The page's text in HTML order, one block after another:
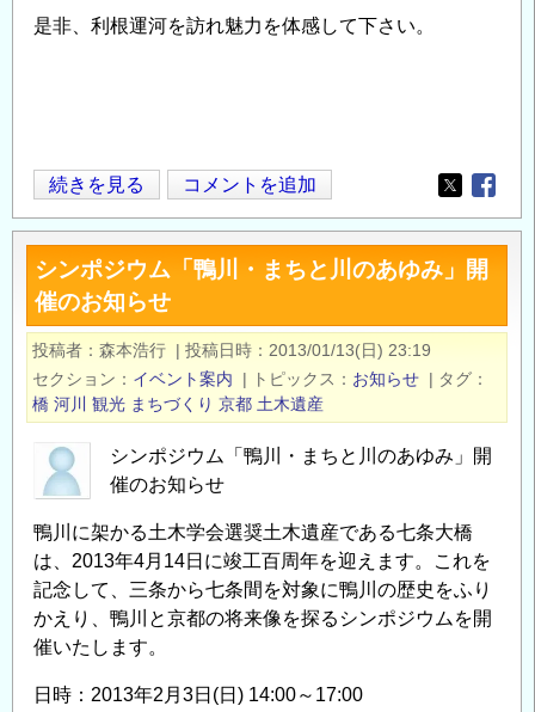
南）・
中）・
宜
蘭
４
日
間」
の
ご
案
の
是非、利根運河を訪れ魅力を体感して下さい。
土
木
遺
産
「利
根
運
河」
の
続きを見る コメントを追加
Opens in
シンポジウム「鴨川・まちと川のあゆみ」開
催のお知らせ
投稿者 森本浩行 | 投稿日時
2013/01/13(日) 23:19
セクション
イベント案内 | トピックス お知らせ | タグ
橋 河川 観光 まちづくり 京都 土木遺産
シンポジウム「鴨川・まちと川のあゆみ」開
催のお知らせ
鴨川に架かる土木学会選奨土木遺産である七条大橋
は、2013年4月14日に竣工百周年を迎えます。これを
記念して、三条から七条間を対象に鴨川の歴史をふり
かえり、鴨川と京都の将来像を探るシンポジウムを開
催いたします。
日時：2013年2月3日(日) 14:00～17:00